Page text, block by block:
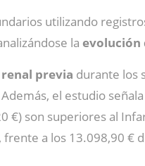
utilizando
la evolución
previa durante los
el estudio
€) son superiores al
a los 13.098,90